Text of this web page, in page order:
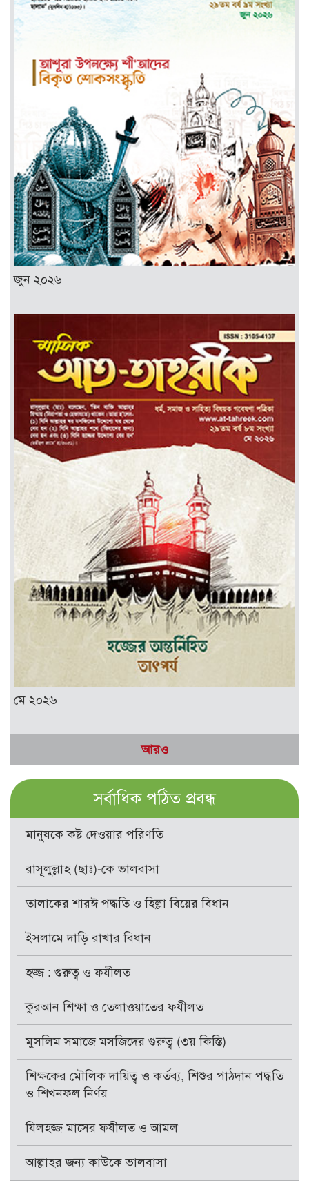
জুন ২০২৬
মে ২০২৬
আরও
সর্বাধিক পঠিত প্রবন্ধ
মানুষকে কষ্ট দেওয়ার পরিণতি
রাসূলুল্লাহ (ছাঃ)-কে ভালবাসা
তালাকের শারঈ পদ্ধতি ও হিল্লা বিয়ের বিধান
ইসলামে দাড়ি রাখার বিধান
হজ্জ : গুরুত্ব ও ফযীলত
কুরআন শিক্ষা ও তেলাওয়াতের ফযীলত
মুসলিম সমাজে মসজিদের গুরুত্ব (৩য় কিস্তি)
শিক্ষকের মৌলিক দায়িত্ব ও কর্তব্য, শিশুর পাঠদান পদ্ধতি
ও শিখনফল নির্ণয়
যিলহজ্জ মাসের ফযীলত ও আমল
আল্লাহর জন্য কাউকে ভালবাসা